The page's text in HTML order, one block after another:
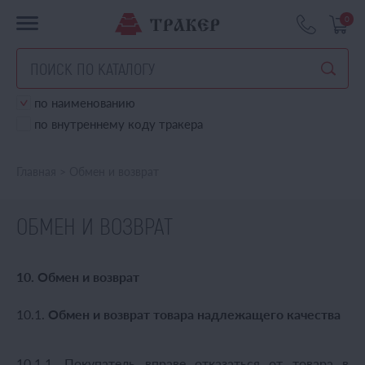
0
по наименованию
по внутреннему коду тракера
ОБМЕН И ВОЗВРАТ
10. Обмен и возврат
10.1. Обмен и возврат товара надлежащего качества